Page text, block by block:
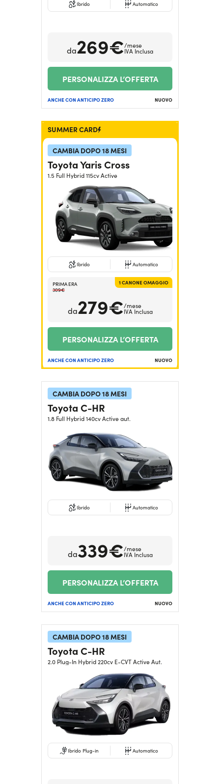
Ibrido Automatico
da269€/mese
IVA Inclusa
PERSONALIZZA L’OFFERTA
ANCHE CON ANTICIPO ZERO NUOVO
SUMMER CARD
CAMBIA DOPO 18 MESI
Toyota Yaris Cross
1.5 Full Hybrid 115cv Active
Ibrido Automatico
PRIMA ERA
309€
1 CANONE OMAGGIO
da279€/mese
IVA Inclusa
PERSONALIZZA L’OFFERTA
ANCHE CON ANTICIPO ZERO NUOVO
CAMBIA DOPO 18 MESI
Toyota C-HR
1.8 Full Hybrid 140cv Active aut.
Ibrido Automatico
da339€/mese
IVA Inclusa
PERSONALIZZA L’OFFERTA
ANCHE CON ANTICIPO ZERO NUOVO
CAMBIA DOPO 18 MESI
Toyota C-HR
2.0 Plug-In Hybrid 220cv E-CVT Active Aut.
Ibrido Plug-in Automatico